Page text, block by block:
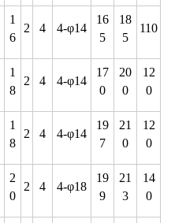
1
6
2 4 4-φ14
16
5
18
5
110
1
8
2 4 4-φ14
17
0
20
0
12
0
1
8
2 4 4-φ14
19
7
21
0
12
0
2
0
2 4 4-φ18
19
9
21
3
14
0